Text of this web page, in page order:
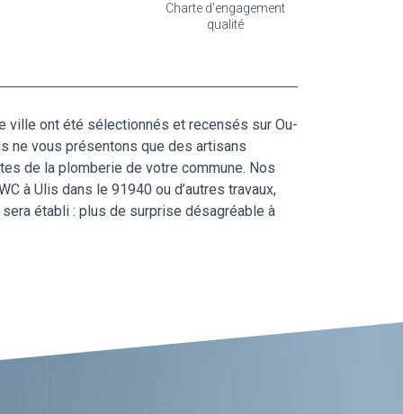
Charte d'engagement
qualité
ville ont été sélectionnés et recensés sur Ou-
ne vous présentons que des artisans
de la plomberie de votre commune. Nos
à Ulis dans le 91940 ou d’autres travaux,
établi : plus de surprise désagréable à